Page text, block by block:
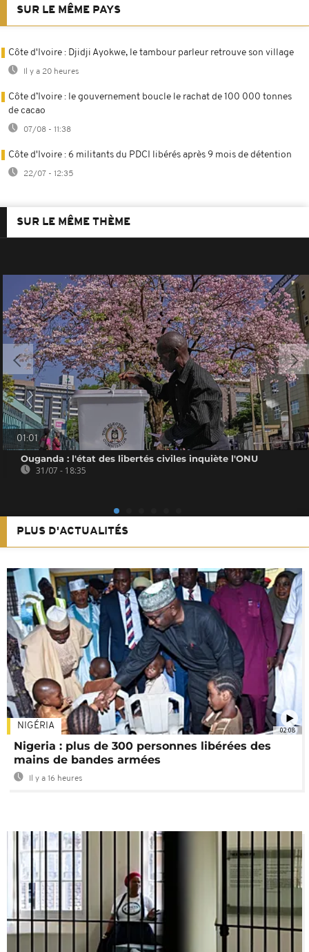
SUR LE MÊME PAYS
Côte d'Ivoire : Djidji Ayokwe, le tambour parleur retrouve son village
Il y a 20 heures
Côte d’Ivoire : le gouvernement boucle le rachat de 100 000 tonnes
de cacao
07/08 - 11:38
Côte d'Ivoire : 6 militants du PDCI libérés après 9 mois de détention
22/07 - 12:35
SUR LE MÊME THÈME
01:01
Ouganda : l'état des libertés civiles inquiète l'ONU
31/07 - 18:35
PLUS D'ACTUALITÉS
02:08
NIGÉRIA
Nigeria : plus de 300 personnes libérées des
mains de bandes armées
Il y a 16 heures